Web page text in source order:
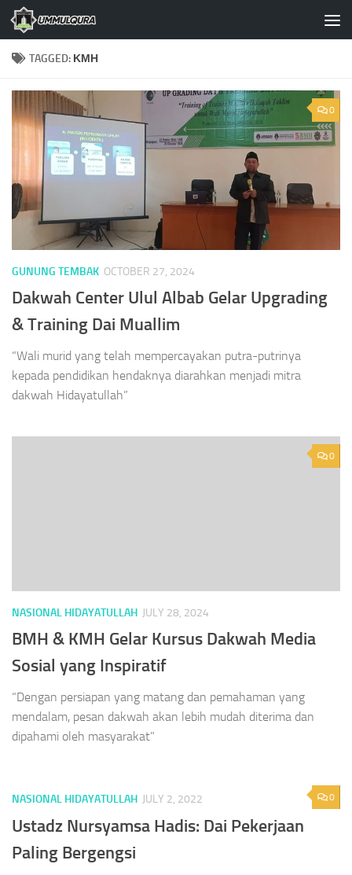
Skip to content
TAGGED: KMH
0
GUNUNG TEMBAK OCTOBER 27, 2024
Dakwah Center Ulul Albab Gelar Upgrading
& Training Dai Muallim
“Wali murid yang telah mempercayakan putra-putrinya
kepada pendidikan hendaknya diarahkan menjadi mitra
dakwah Hidayatullah”
0
NASIONAL HIDAYATULLAH JULY 28, 2024
BMH & KMH Gelar Kursus Dakwah Media
Sosial yang Inspiratif
“Dengan persiapan yang matang dan pemahaman yang
mendalam, pesan dakwah akan lebih mudah diterima dan
dipahami oleh masyarakat”
0
NASIONAL HIDAYATULLAH JULY 2, 2022
Ustadz Nursyamsa Hadis: Dai Pekerjaan
Paling Bergengsi